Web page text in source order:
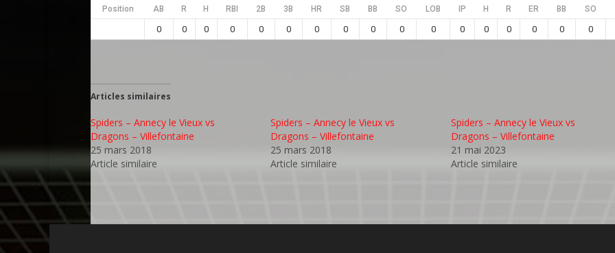
Position AB R H RBI 2B 3B HR SB BB SO LOB IP H R ER BB SO
0 0 0 0 0 0 0 0 0 0 0 0 0 0 0 0 0
Articles similaires
Spiders – Annecy le Vieux vs
Dragons – Villefontaine
25 mars 2018
Article similaire
Spiders – Annecy le Vieux vs
Dragons – Villefontaine
25 mars 2018
Article similaire
Spiders – Annecy le Vieux vs
Dragons – Villefontaine
21 mai 2023
Article similaire